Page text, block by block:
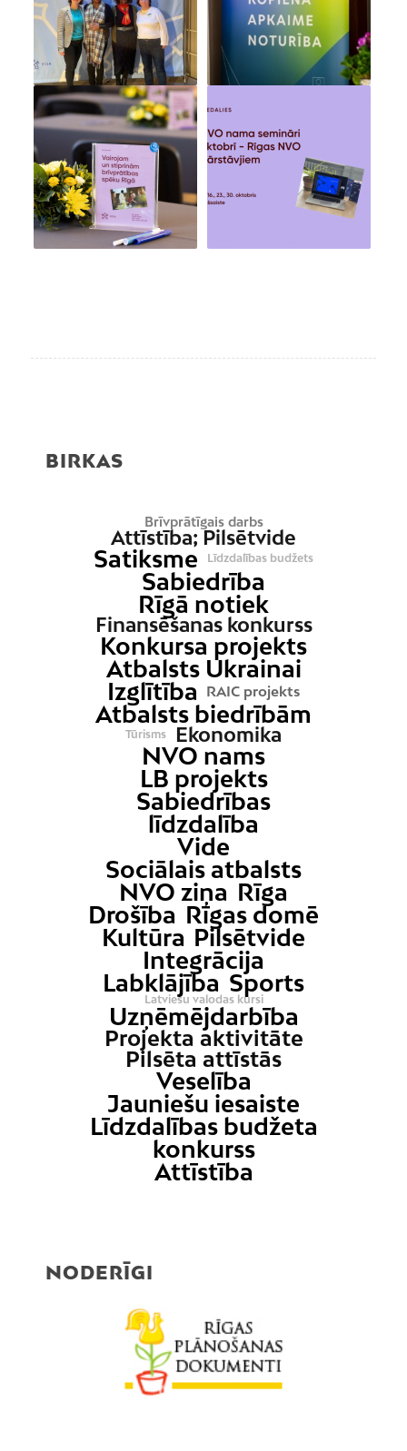
BIRKAS
Brīvprātīgais darbs
Attīstība; Pilsētvide
Satiksme Līdzdalības budžets
Sabiedrība
Rīgā notiek
Finansēšanas konkurss
Konkursa projekts
Atbalsts Ukrainai
Izglītība
RAIC projekts
Atbalsts biedrībām
Tūrisms Ekonomika
NVO nams
LB projekts
Sabiedrības
līdzdalība
Vide
Sociālais atbalsts
NVO ziņa Rīga
Drošība Rīgas domē
Kultūra Pilsētvide
Integrācija
Labklājība Sports
Latviešu valodas kursi
Uzņēmējdarbība
Projekta aktivitāte
Pilsēta attīstās
Veselība
Jauniešu iesaiste
Līdzdalības budžeta
konkurss
Attīstība
NODERĪGI